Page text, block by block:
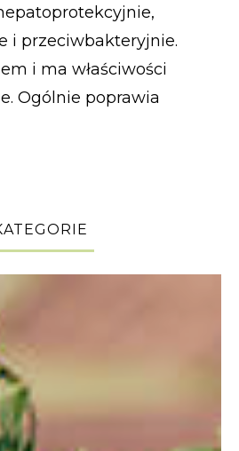
i przeciwbakteryjnie.
i ma właściwości
Ogólnie poprawia